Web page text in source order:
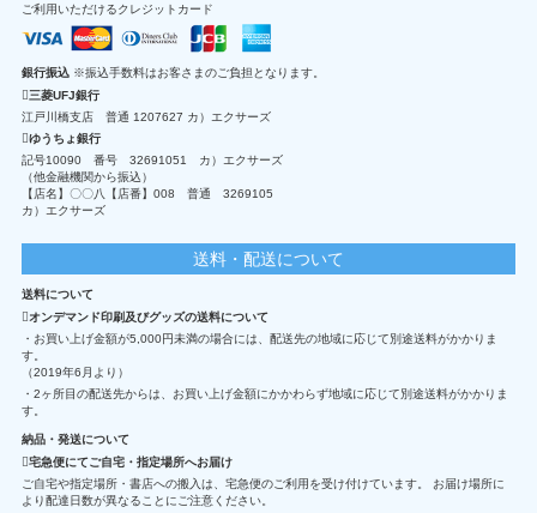
ご利用いただけるクレジットカード
銀行振込 ※振込手数料はお客さまのご負担となります。
三菱UFJ銀行
江戸川橋支店 普通 1207627 カ）エクサーズ
ゆうちょ銀行
記号10090 番号 32691051 カ）エクサーズ
（他金融機関から振込）
【店名】〇〇八【店番】008 普通 3269105
カ）エクサーズ
送料・配送について
送料について
オンデマンド印刷及びグッズの送料について
・お買い上げ金額が5,000円未満の場合には、配送先の地域に応じて別途送料がかかりま
す。
（2019年6月より）
・2ヶ所目の配送先からは、お買い上げ金額にかかわらず地域に応じて別途送料がかかりま
す。
納品・発送について
宅急便にてご自宅・指定場所へお届け
ご自宅や指定場所・書店への搬入は、宅急便のご利用を受け付けています。 お届け場所に
より配達日数が異なることにご注意ください。